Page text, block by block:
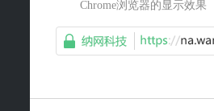
Chrome浏览器的显示效果